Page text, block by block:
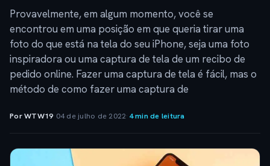
Provavelmente, em algum momento, você se
encontrou em uma posição em que queria tirar uma
foto do que está na tela do seu iPhone, seja uma foto
inspiradora ou uma captura de tela de um recibo de
pedido online. Fazer uma captura de tela é fácil, mas o
método de como fazer uma captura de
Por WTW19· 04 de julho de 2022· 4 min de leitura